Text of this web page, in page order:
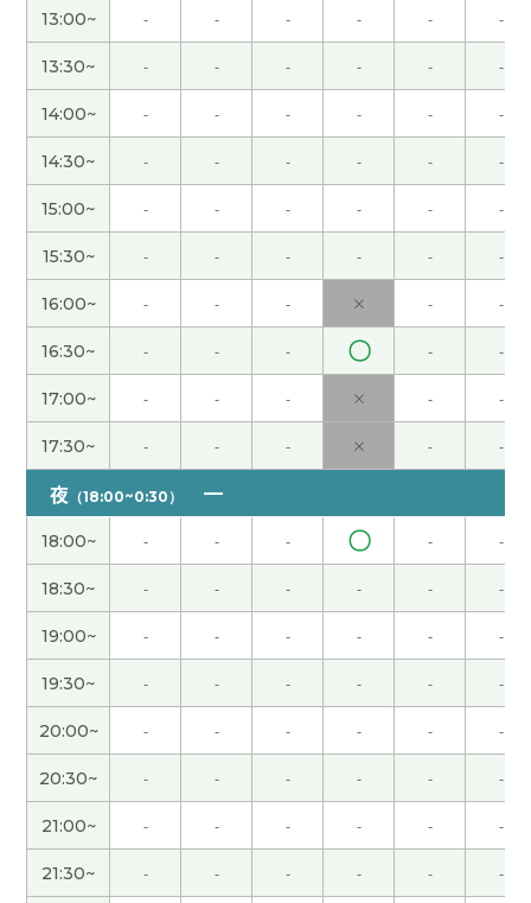
謝謝老師！( 20代 男性 )
謝謝老師！( 20代 男性 )
謝謝老師！( 20代 男性 )
谢谢老师！我又学到了新的成语，就是事半功倍。(
30代 女性 )
希望我们每天都能睡个好觉！！下次见〜
謝謝老師!! ( 20代 男性 )
謝謝老師！( 20代 男性 )
謝謝老師！( 20代 男性 )
謝謝老師！( 20代 男性 )
謝謝老師！いつもあたたかく接してくれる先生で
す。( 20代 男性 )
謝謝老師！( 20代 男性 )
謝謝老師‼( 20代 男性 )
多亏老师的教导，我终于及格了中检2级。在老师的
13:00~ - - - - - -
13:30~ - - - - - -
14:00~ - - - - - -
14:30~ - - - - - -
15:00~ - - - - - -
15:30~ - - - - - -
16:00~ - - - × - -
16:30~ - - - 〇 - -
17:00~ - - - × - -
17:30~ - - - × - -
夜 （18:00~0:30）
18:00~ - - - 〇 - -
18:30~ - - - - - -
19:00~ - - - - - -
19:30~ - - - - - -
20:00~ - - - - - -
20:30~ - - - - - -
21:00~ - - - - - -
21:30~ - - - - - -